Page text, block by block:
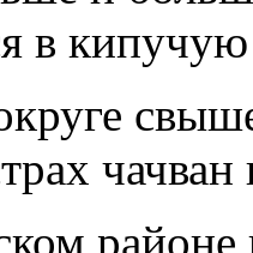
в кипучую
районе